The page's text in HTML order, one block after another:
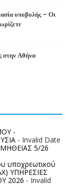
υποβολής – Οι
στην Αθήνα
-
- Invalid Date
5/26
υποχρεωτικού
ΥΠΗΡΕΣΙΕΣ
2026 - Invalid